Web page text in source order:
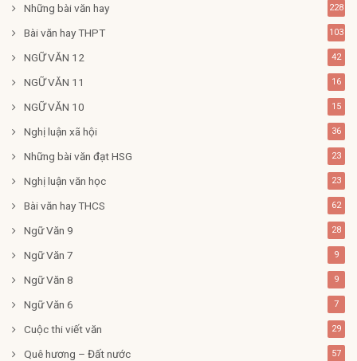
Những bài văn hay 228
Bài văn hay THPT 103
NGỮ VĂN 12 42
NGỮ VĂN 11 16
NGỮ VĂN 10 15
Nghị luận xã hội 36
Những bài văn đạt HSG 23
Nghị luận văn học 23
Bài văn hay THCS 62
Ngữ Văn 9 28
Ngữ Văn 7 9
Ngữ Văn 8 9
Ngữ Văn 6 7
Cuộc thi viết văn 29
Quê hương – Đất nước 57